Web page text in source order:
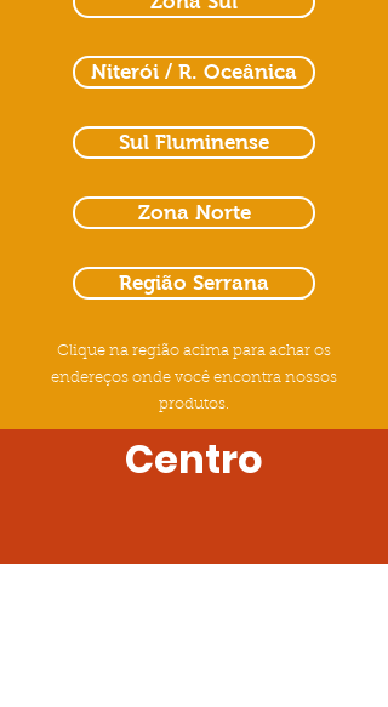
Niterói / R. Oceânica
Sul Fluminense
Zona Norte
Região Serrana
Clique na região acima para achar os
endereços onde você encontra nossos
produtos.
Centro